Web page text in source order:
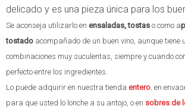
delicado y es una pieza única para los
Se aconseja utilizarlo en ensaladas, tostas o como a
tostado acompañado de un buen vino, aunque
combinaciones muy suculentas, siempre y cuando
perfecto entre los ingredientes.
Lo puede adquirir en nuestra tienda entero en
para que usted lo lonche a su antojo, o en sobres de